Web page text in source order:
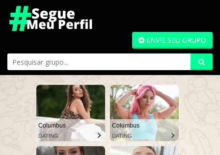
ENVIE SEU GRUPO
Columbus
DATING
Columbus
DATING